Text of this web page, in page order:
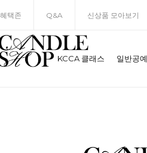
혜택존 Q&A 신상품 모아보기
KCCA 클래스 일반공예